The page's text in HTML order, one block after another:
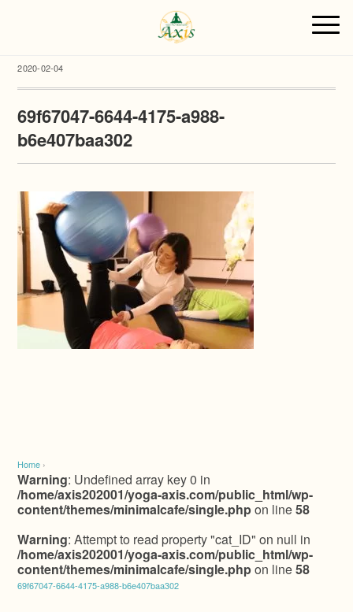
2020-02-04
69f67047-6644-4175-a988-
b6e407baa302
Home ›
Warning: Undefined array key 0 in
/home/axis202001/yoga-axis.com/public_html/wp-
content/themes/minimalcafe/single.phpon line58
Warning: Attempt to read property "cat_ID" on null in
/home/axis202001/yoga-axis.com/public_html/wp-
content/themes/minimalcafe/single.phpon line58
69f67047-6644-4175-a988-b6e407baa302